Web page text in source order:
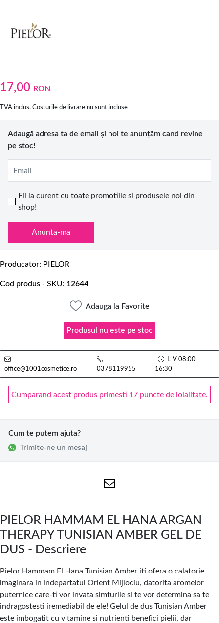
17,00 RON
TVA inclus. Costurile de livrare nu sunt incluse
Adaugă adresa ta de email și noi te anunțăm cand revine
pe stoc!
Email
Fii la curent cu toate promotiile si produsele noi din
shop!
Anunta-ma
Producator PIELOR
Cod produs - SKU 12644
Adauga la Favorite
Produsul nu este pe stoc
office@1001cosmetice.ro 0378119955
L-V 08:00-
16:30
Cumparand acest produs primesti 17 puncte de loialitate.
Cum te putem ajuta?
Trimite-ne un mesaj
PIELOR HAMMAM EL HANA ARGAN
THERAPY TUNISIAN AMBER GEL DE
DUS - Descriere
Pielor Hammam El Hana Tunisian Amber iti ofera o calatorie
imaginara in indepartatul Orient Mijlociu, datorita aromelor
puternice care-ti vor invata simturile si te vor determina sa te
indragostesti iremediabil de ele! Gelul de dus Tunisian Amber
este imbogatit cu vitamine si nutrienti benefici pielii, dar